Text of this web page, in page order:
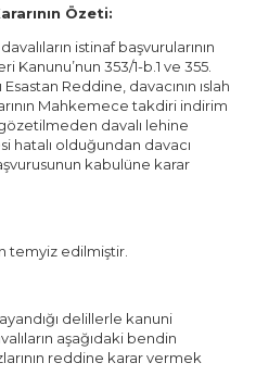
Özeti:
istinaf başvurularının
Kanunu’nun 353/1-b.1 ve 355.
Reddine, davacının ıslah
Mahkemece takdiri indirim
davalı lehine
olduğundan davacı
kabulüne karar
temyiz edilmiştir.
delillerle kanuni
aşağıdaki bendin
reddine karar vermek